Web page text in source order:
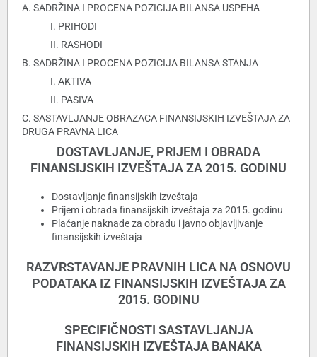
A. SADRŽINA I PROCENA POZICIJA BILANSA USPEHA
I. PRIHODI
II. RASHODI
B. SADRŽINA I PROCENA POZICIJA BILANSA STANJA
I. AKTIVA
II. PASIVA
C. SASTAVLJANJE OBRAZACA FINANSIJSKIH IZVEŠTAJA ZA
DRUGA PRAVNA LICA
DOSTAVLJANJE, PRIJEM I OBRADA
FINANSIJSKIH IZVEŠTAJA ZA 2015. GODINU
Dostavljanje finansijskih izveštaja
Prijem i obrada finansijskih izveštaja za 2015. godinu
Plaćanje naknade za obradu i javno objavljivanje
finansijskih izveštaja
RAZVRSTAVANJE PRAVNIH LICA NA OSNOVU
PODATAKA IZ FINANSIJSKIH IZVEŠTAJA ZA
2015. GODINU
SPECIFIČNOSTI SASTAVLJANJA
FINANSIJSKIH IZVEŠTAJA BANAKA